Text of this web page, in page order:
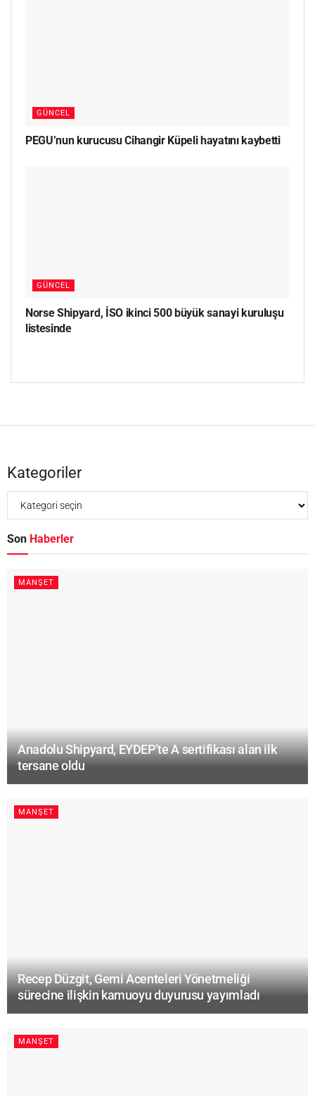
GÜNCEL
PEGU’nun kurucusu Cihangir Küpeli hayatını kaybetti
GÜNCEL
Norse Shipyard, İSO ikinci 500 büyük sanayi kuruluşu
listesinde
Kategoriler
Son Haberler
MANŞET
Anadolu Shipyard, EYDEP’te A sertifikası alan ilk
tersane oldu
MANŞET
Recep Düzgit, Gemi Acenteleri Yönetmeliği
sürecine ilişkin kamuoyu duyurusu yayımladı
MANŞET